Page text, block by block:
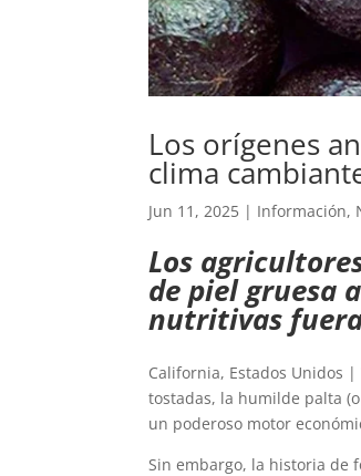
Los orígenes
clima
Jun 11, 2025 | Información,
Los
de piel gruesa
nutritivas
California, Estados Unidos |
tostadas, la humilde palta
un poderoso motor
Sin embargo, la historia de